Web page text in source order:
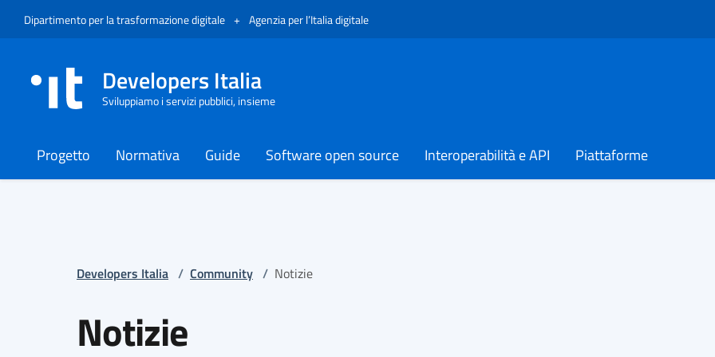
Dipartimento per la trasformazione digitale Apre in un nuovo tab
+ Agenzia per l’Italia digitaleApre in un nuovo tab
Developers Italia
Sviluppiamo i servizi pubblici, insieme
Progetto Normativa Guide Software open source Interoperabilità e API Piattaforme
Developers Italia / Community / Notizie
Notizie